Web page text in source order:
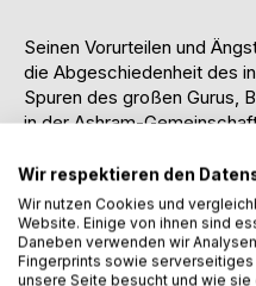
Seinen Vorurteilen und
die Abgeschiedenheit des
Spuren des großen Gurus,
in der Ashram-
Ganga, in den Ausläufern
Auseinandersetzung mit der
Bräuchen und der
Perspektiven auf die
Natur. Mit der Erweiterung
Freundschaften, Chancen
Wir respektieren den
Wir nutzen Cookies und
Website. Einige von ihnen sind
Daneben verwenden wir
Fingerprints sowie
unsere Seite besucht und wie